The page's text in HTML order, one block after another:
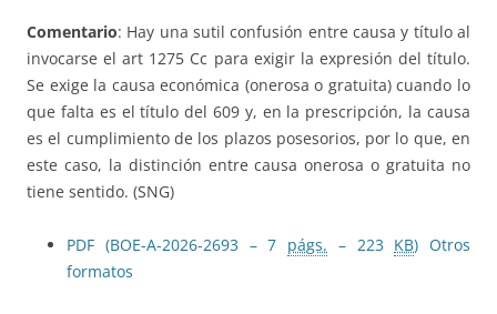
Comentario: Hay una sutil confusión entre causa y título al
invocarse el art 1275 Cc para exigir la expresión del título.
Se exige la causa económica (onerosa o gratuita) cuando lo
que falta es el título del 609 y, en la prescripción, la causa
es el cumplimiento de los plazos posesorios, por lo que, en
este caso, la distinción entre causa onerosa o gratuita no
tiene sentido. (SNG)
PDF (BOE-A-2026-2693 – 7 págs. – 223 KB) Otros
formatos